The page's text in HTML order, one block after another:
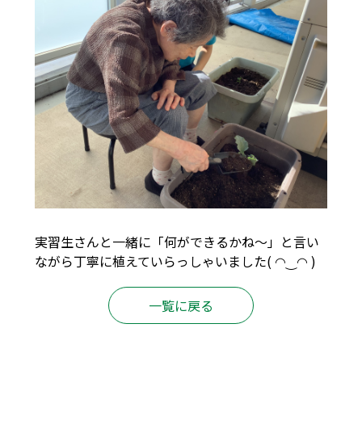
実習生さんと一緒に「何ができるかね〜」と言い
ながら丁寧に植えていらっしゃいました( ◠‿◠ )
一覧に戻る